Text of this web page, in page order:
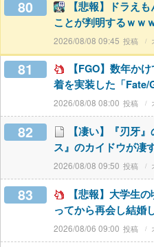
80
【悲報】ドラえ
ことが判明するｗｗ
2026/08/08 09:45
81
【FGO】数年か
着を実装した「
2026/08/08 08:00
82
【凄い】『刃牙
ス』のカイドウが凄
2026/08/08 09:50
83
【悲報】大学生
ってから再会し結婚
2026/08/06 09:00